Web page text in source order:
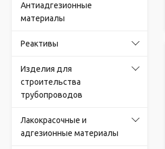
Антиадгезионные
материалы
Реактивы
Изделия для
строительства
трубопроводов
Лакокрасочные и
адгезионные материалы